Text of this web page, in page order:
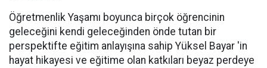
Öğretmenlik Yaşamı boyunca birçok öğrencinin
geleceğini kendi geleceğinden önde tutan bir
perspektifte eğitim anlayışına sahip Yüksel Bayar 'in
hayat hikayesi ve eğitime olan katkıları beyaz perdeye